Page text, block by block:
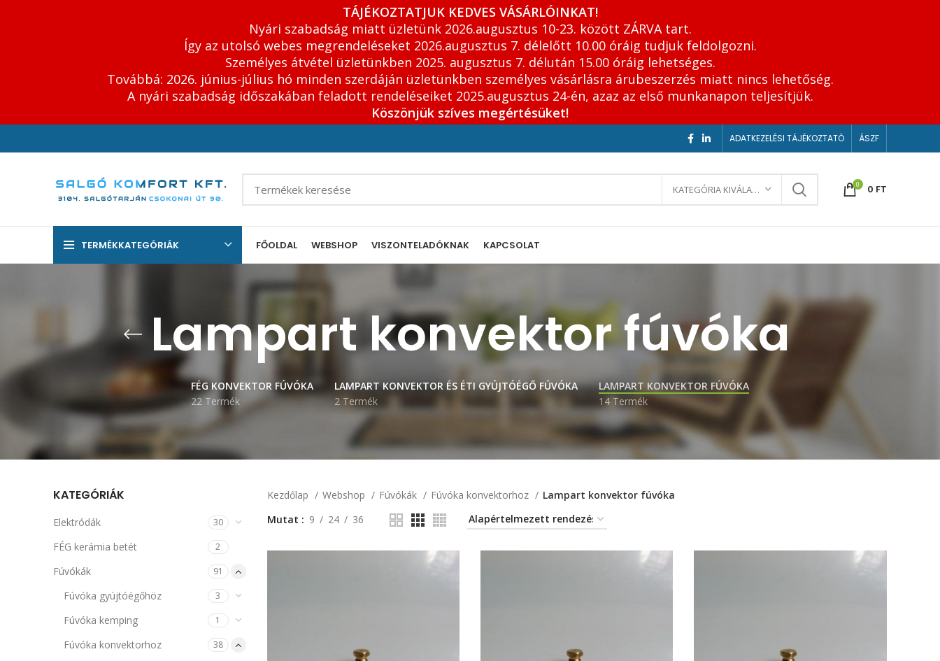
TÁJÉKOZTATJUK KEDVES VÁSÁRLÓINKAT!
Nyári szabadság miatt üzletünk 2026.augusztus 10-23. között ZÁRVA tart.
Így az utolsó webes megrendeléseket 2026.augusztus 7. délelőtt 10.00 óráig tudjuk feldolgozni.
Személyes átvétel üzletünkben 2025. augusztus 7. délután 15.00 óráig lehetséges.
Továbbá: 2026. június-július hó minden szerdáján üzletünkben személyes vásárlásra árubeszerzés miatt nincs lehetőség.
A nyári szabadság időszakában feladott rendeléseiket 2025.augusztus 24-én, azaz az első munkanapon teljesítjük.
Köszönjük szíves megértésüket!
ADATKEZELÉSI TÁJÉKOZTATÓ ÁSZF
KATEGÓRIA KIVÁLASZTÁSA 0 0 FT
TERMÉKKATEGÓRIÁK FŐOLDAL WEBSHOP VISZONTELADÓKNAK KAPCSOLAT
Lampart konvektor fúvóka
FÉG KONVEKTOR FÚVÓKA
22 Termék
LAMPART KONVEKTOR ÉS ÉTI GYÚJTÓÉGŐ FÚVÓKA
2 Termék
LAMPART KONVEKTOR FÚVÓKA
14 Termék
KATEGÓRIÁK
Elektródák 30
FÉG kerámia betét 2
Fúvókák 91
Fúvóka gyújtóégőhöz 3
Fúvóka kemping 1
Fúvóka konvektorhoz 38
Kezdőlap Webshop Fúvókák Fúvóka konvektorhoz
Lampart konvektor fúvóka
Mutat
9 24 36